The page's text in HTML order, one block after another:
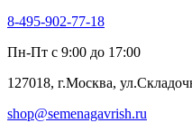
8-495-902-77-18
Пн-Пт с 9:00 до 17:00
127018, г.Москва,
shop@semenagavrish.ru